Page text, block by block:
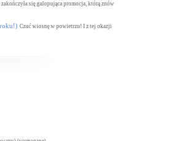
zakończyła się galopująca promocja, którą znów
roku!) Czuć wiosnę w powietrzu! I z tej okazji